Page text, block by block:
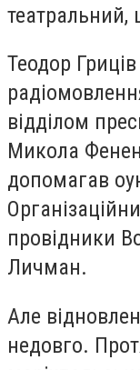
театральний,
Теодор
відділом
Микола
допомагав
провідники
Личман.
Але
недовго.